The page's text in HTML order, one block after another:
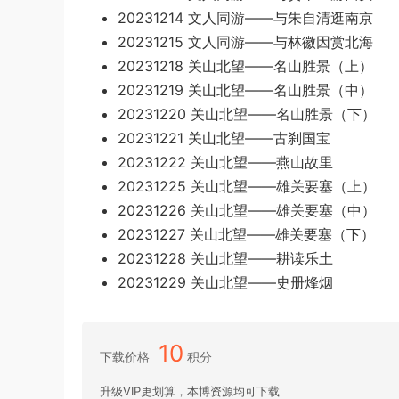
20231214 文人同游——与朱自清逛南京
20231215 文人同游——与林徽因赏北海
20231218 关山北望——名山胜景（上）
20231219 关山北望——名山胜景（中）
20231220 关山北望——名山胜景（下）
20231221 关山北望——古刹国宝
20231222 关山北望——燕山故里
20231225 关山北望——雄关要塞（上）
20231226 关山北望——雄关要塞（中）
20231227 关山北望——雄关要塞（下）
20231228 关山北望——耕读乐土
20231229 关山北望——史册烽烟
下载价格 10 积分
升级VIP更划算，本博资源均可下载